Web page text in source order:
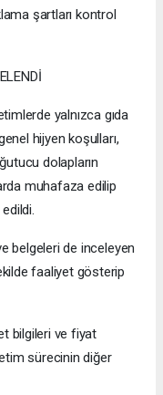
şartları kontrol
yalnızca gıda
hijyen koşulları,
dolapların
muhafaza edilip
belgeleri de inceleyen
faaliyet gösterip
bilgileri ve fiyat
sürecinin diğer